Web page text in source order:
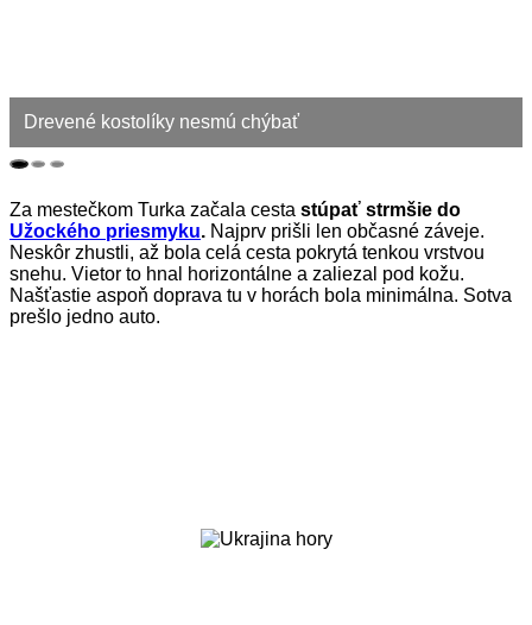
Drevené kostolíky nesmú chýbať
Za mestečkom Turka začala cesta stúpať strmšie do
Užockého priesmyku. Najprv prišli len občasné záveje.
Neskôr zhustli, až bola celá cesta pokrytá tenkou vrstvou
snehu. Vietor to hnal horizontálne a zaliezal pod kožu.
Našťastie aspoň doprava tu v horách bola minimálna. Sotva
prešlo jedno auto.